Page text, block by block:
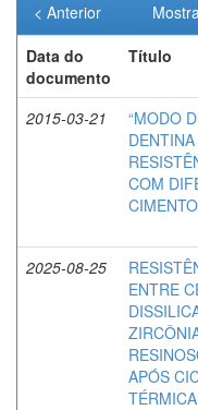
< Anterior
Data do
documento
Título
2015-03-21
“MODO
COM
2025-08-25
ENTRE
APÓS
TÉRMICA